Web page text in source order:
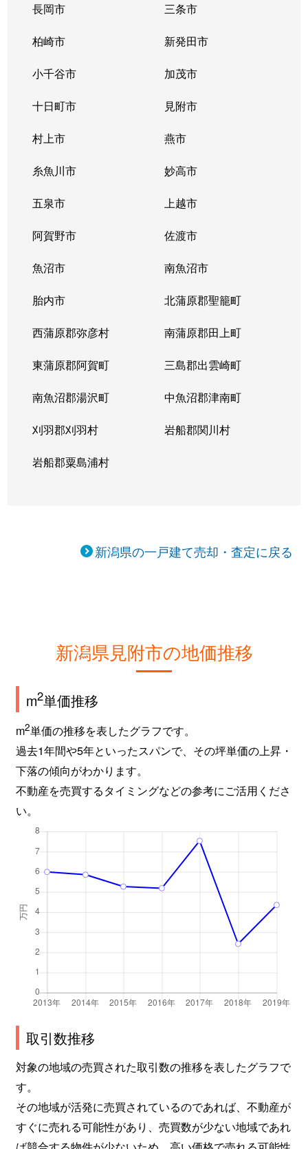
長岡市 三条市
柏崎市 新発田市
小千谷市 加茂市
十日町市 見附市
村上市 燕市
糸魚川市 妙高市
五泉市 上越市
阿賀野市 佐渡市
魚沼市 南魚沼市
胎内市 北蒲原郡聖籠町
西蒲原郡弥彦村 南蒲原郡田上町
東蒲原郡阿賀町 三島郡出雲崎町
南魚沼郡湯沢町 中魚沼郡津南町
刈羽郡刈羽村 岩船郡関川村
岩船郡粟島浦村
新潟県の一戸建て売却・査定に戻る
新潟県見附市の地価推移
m2単価推移
m2単価の推移を表したグラフです。
過去1年間や5年といったスパンで、その坪単価の上昇・
下落の傾向がわかります。
不動産を売買するタイミングなどの参考にご活用くださ
い。
取引数推移
対象の地域の売買された取引数の推移を表したグラフで
す。
その地域が活発に売買されているのであれば、不動産が
すぐに売れる可能性があり、売買数が少ない地域であれ